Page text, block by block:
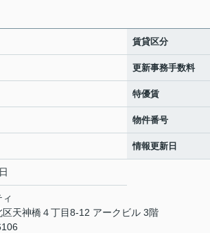
賃貸区分
更新事務手数料
特優賃
物件番号
情報更新日
区天神橋４丁目8-12 アークビル 3階